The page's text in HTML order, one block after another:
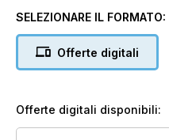
- Young Athlete - Making
- Summer Preview -
including AW interviews
- Performance - Avoid
SELEZIONARE IL FORMATO:
Offerte digitali
Offerte digitali disponibili: